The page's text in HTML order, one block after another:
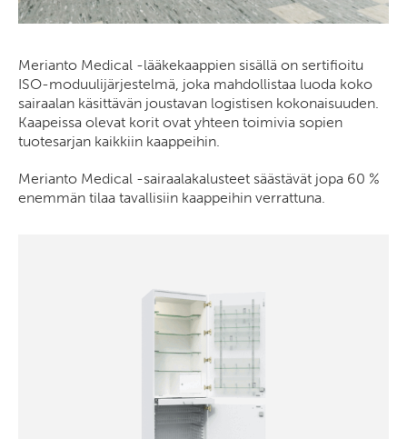
Merianto Medical -lääkekaappien sisällä on sertifioitu
ISO-moduulijärjestelmä, joka mahdollistaa luoda koko
sairaalan käsittävän joustavan logistisen kokonaisuuden.
Kaapeissa olevat korit ovat yhteen toimivia sopien
tuotesarjan kaikkiin kaappeihin.
Merianto Medical -sairaalakalusteet säästävät jopa 60 %
enemmän tilaa tavallisiin kaappeihin verrattuna.